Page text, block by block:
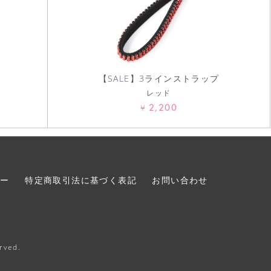
【SALE】3ラインストラップ
レッド
¥ 2,200
特定商取引法に基づく表記 お問い合わせ